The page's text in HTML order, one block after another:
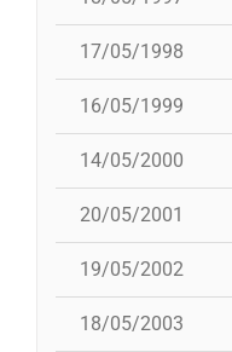
17/05/1998
16/05/1999
14/05/2000
20/05/2001
19/05/2002
18/05/2003